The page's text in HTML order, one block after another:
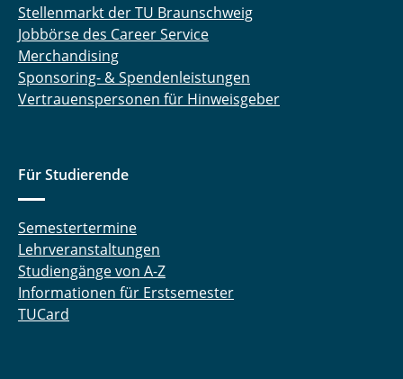
Stellenmarkt der TU Braunschweig
Jobbörse des Career Service
Merchandising
Sponsoring- & Spendenleistungen
Vertrauenspersonen für Hinweisgeber
Für Studierende
Semestertermine
Lehrveranstaltungen
Studiengänge von A-Z
Informationen für Erstsemester
TUCard